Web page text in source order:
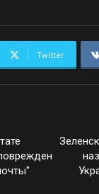
Twitter